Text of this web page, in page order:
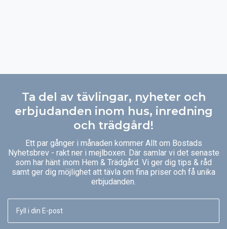
Ta del av tävlingar, nyheter och
erbjudanden inom hus, inredning
och trädgård!
Ett par gånger i månaden kommer Allt om Bostads
Nyhetsbrev - rakt ner i mejlboxen. Där samlar vi det senaste
som har hänt inom Hem & Trädgård. Vi ger dig tips & råd
samt ger dig möjlighet att tävla om fina priser och få unika
erbjudanden.